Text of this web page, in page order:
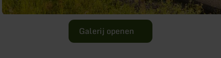
Galerij openen